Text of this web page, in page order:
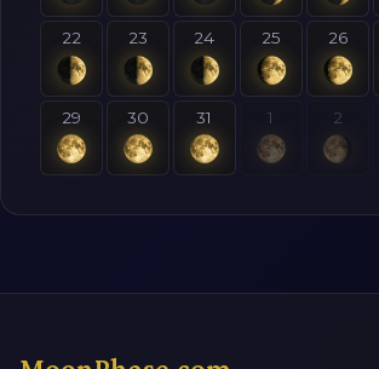
22 23 24 25 26
29 30 31 1 2